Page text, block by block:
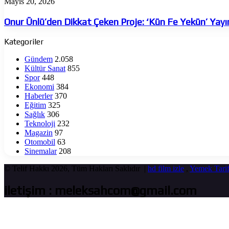
Dikkat
Çeken
Proje:
‘Kün
Yekün’
Yayında
Onur Ünlü’den Dikkat Çeken Proje: ‘Kün Fe Yekün’
Kategoriler
Gündem 2.058
Kültür Sanat 855
Spor 448
Ekonomi 384
Haberler 370
Eğitim 325
Sağlık 306
Teknoloji 232
Magazin 97
Otomobil 63
Sinemalar 208
© Telif Hakkı 2026, Tüm Hakları Saklıdır | hd film izle , Yemek
iletişim : meleksahcom@gmail.com